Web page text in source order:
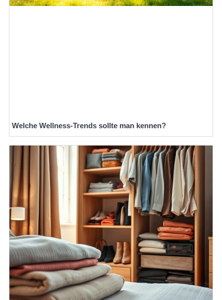
Welche Wellness-Trends sollte man kennen?